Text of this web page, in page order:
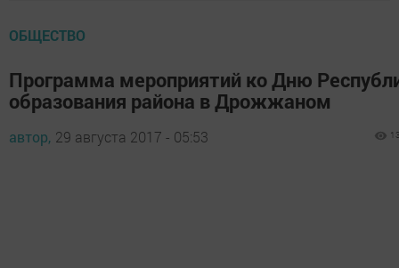
ОБЩЕСТВО
Программа мероприятий ко Дню
образования района в Дрожжаном
автор, 29 августа 2017 - 05:53